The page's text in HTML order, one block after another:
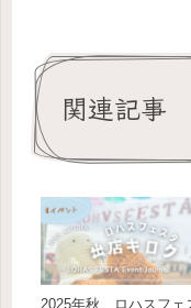
関連記事
2025年秋、ロハスフ